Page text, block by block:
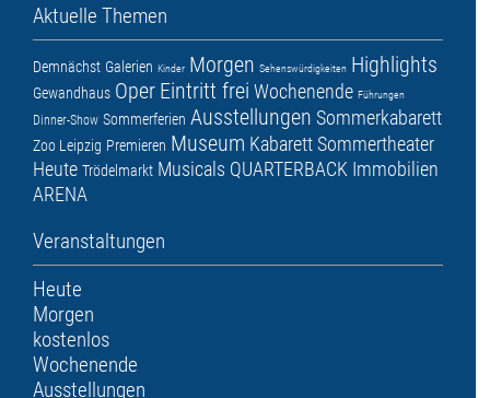
Aktuelle Themen
Demnächst Galerien Kinder Morgen Sehenswürdigkeiten Highlights
Gewandhaus Oper Eintritt frei Wochenende Führungen
Dinner-Show Sommerferien Ausstellungen Sommerkabarett
Zoo Leipzig Premieren Museum KabarettSommertheater
Heute Trödelmarkt Musicals QUARTERBACK Immobilien
ARENA
Veranstaltungen
Heute
Morgen
kostenlos
Wochenende
Ausstellungen